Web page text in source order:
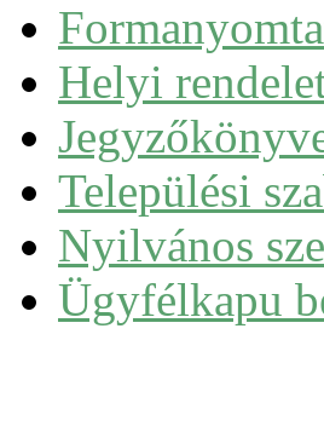
Helyi
Települési
Nyilvános
Ügyfélkapu